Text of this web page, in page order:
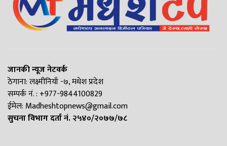
जानकी न्यूज नेटवर्क
ठेगाना: लक्ष्मीनियाँ -७, मधेश प्रदेश
सम्पर्क नं. : +977-9844100829
ईमेल: Madheshtopnews@gmail.com
सुचना विभाग दर्ता नं. २५४०/२०७७/७८